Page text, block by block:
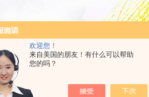
欢迎您！
来自美国的朋友！有什么可以帮助
您的吗？